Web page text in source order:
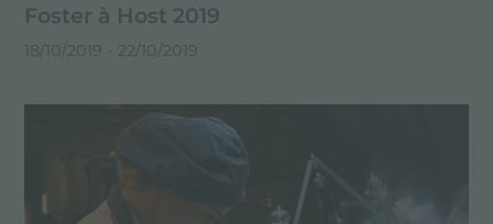
Foster à Host 2019
18/10/2019 - 22/10/2019